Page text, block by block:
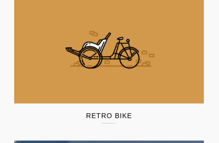
RETRO BIKE